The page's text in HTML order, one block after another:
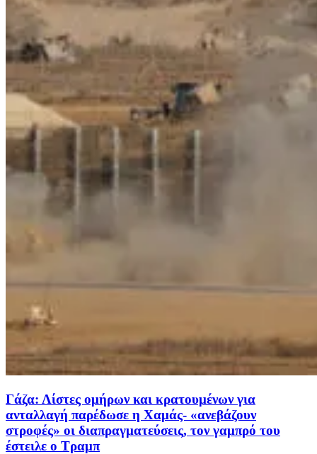
Γάζα: Λίστες ομήρων και κρατουμένων για
ανταλλαγή παρέδωσε η Χαμάς- «ανεβάζουν
στροφές» οι διαπραγματεύσεις, τον γαμπρό του
έστειλε ο Τραμπ